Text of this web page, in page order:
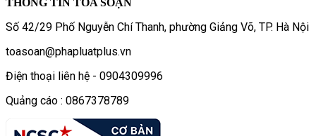
THÔNG TIN TÒA SOẠN
Số 42/29 Phố Nguyễn Chí Thanh, phường Giảng Võ, TP. Hà Nội
toasoan@phapluatplus.vn
Điện thoại liên hệ - 0904309996
Quảng cáo : 0867378789